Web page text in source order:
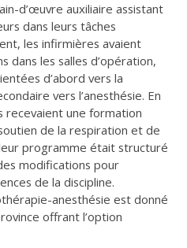
d’œuvre auxiliaire assistant
dans leurs tâches
les infirmières avaient
dans les salles d’opération,
d’abord vers la
vers l’anesthésie. En
recevaient une formation
de la respiration et de
programme était structuré
modifications pour
de la discipline.
anesthésie est donné
offrant l’option